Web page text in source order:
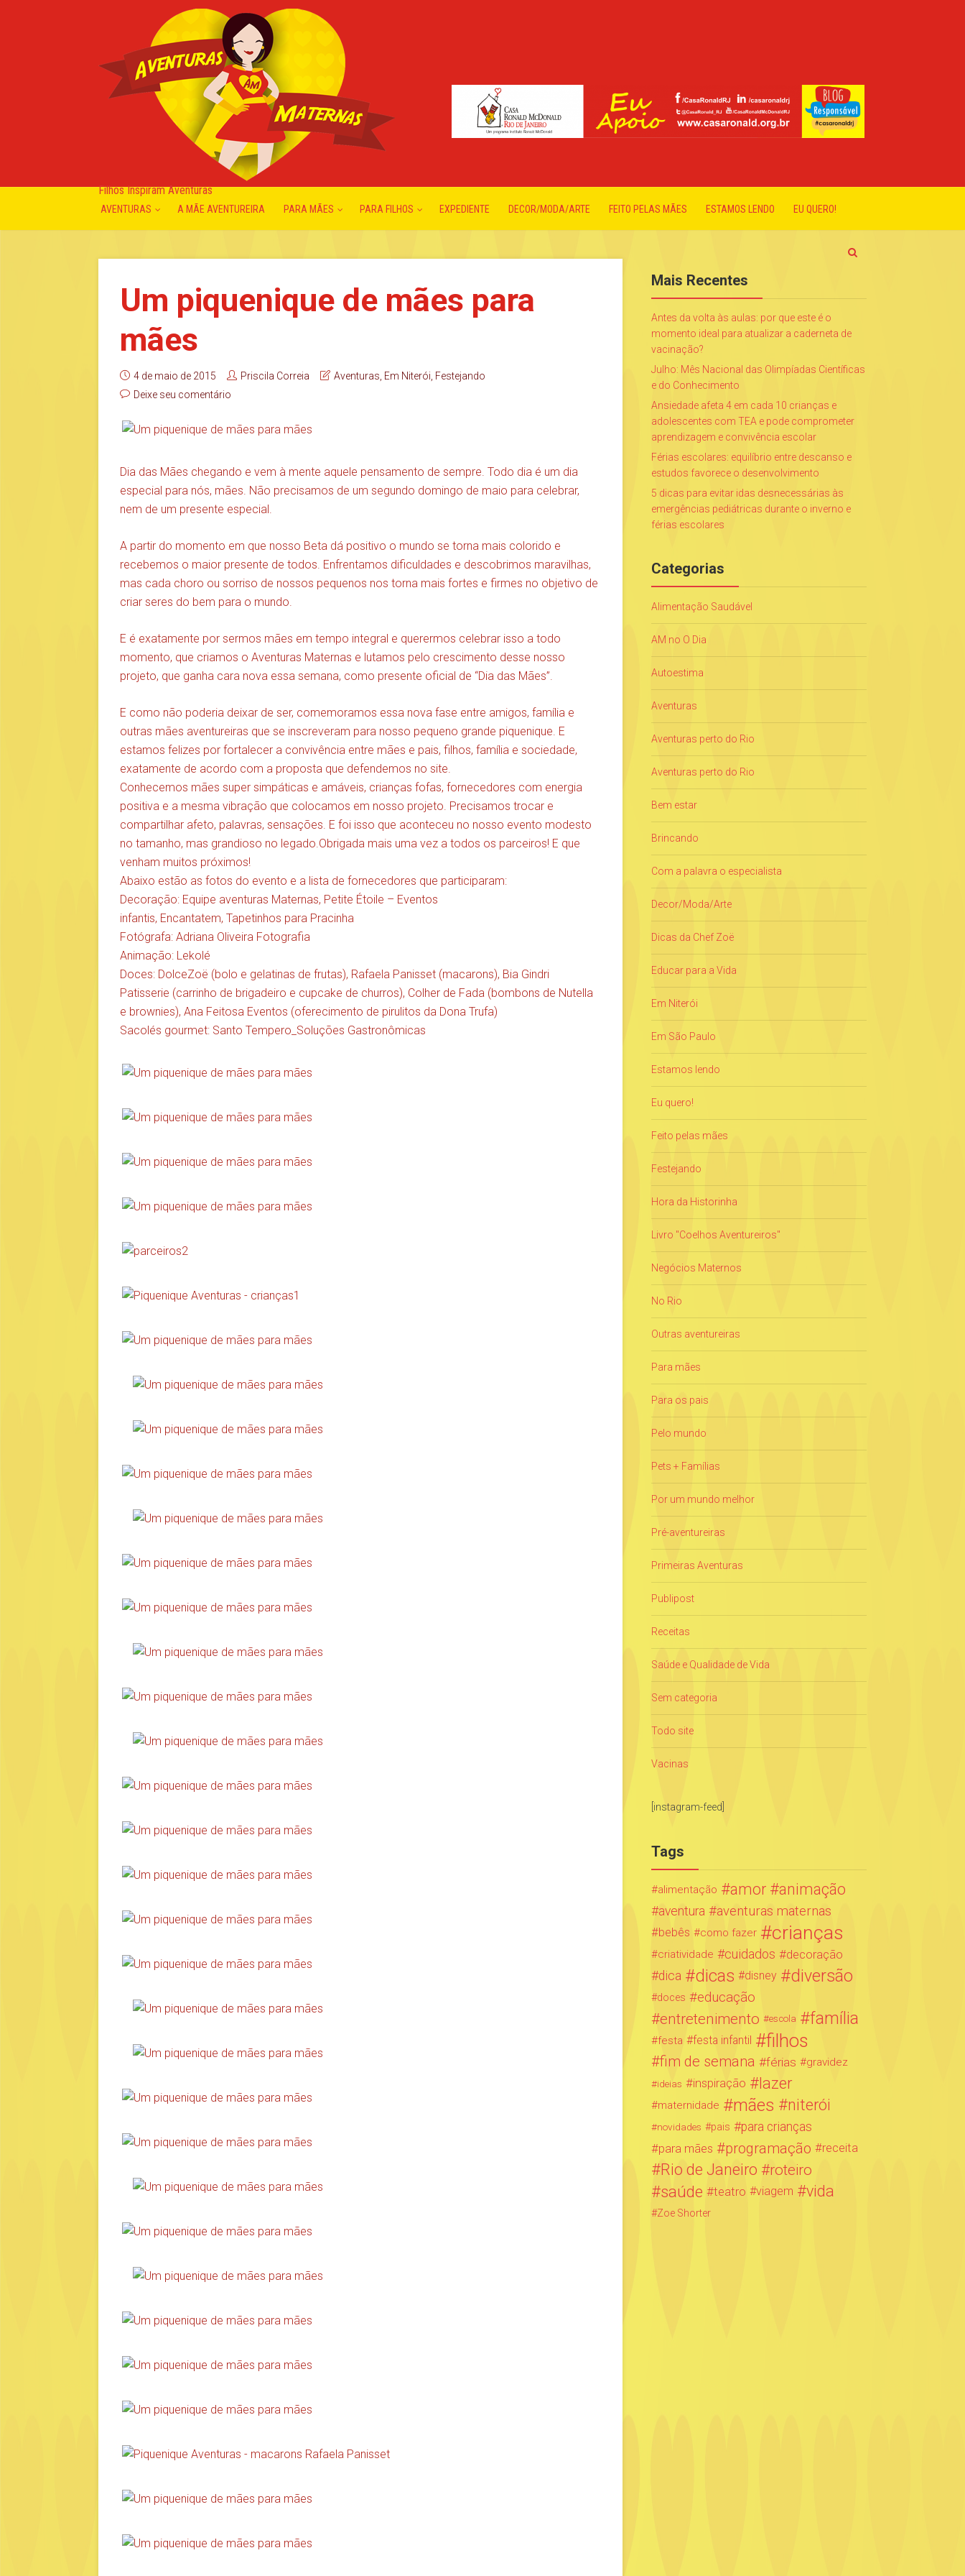
Filhos Inspiram Aventuras
AVENTURAS A MÃE AVENTUREIRA PARA MÃES PARA FILHOS EXPEDIENTE DECOR/MODA/ARTE FEITO PELAS MÃES ESTAMOS LENDO EU QUERO!
Um piquenique de mães para
mães
4 de maio de 2015 Priscila Correia Aventuras Em Niterói Festejando
Deixe seu comentário
Dia das Mães chegando e vem à mente aquele pensamento de sempre. Todo dia é um dia
especial para nós, mães. Não precisamos de um segundo domingo de maio para celebrar,
nem de um presente especial.
A partir do momento em que nosso Beta dá positivo o mundo se torna mais colorido e
recebemos o maior presente de todos. Enfrentamos dificuldades e descobrimos maravilhas,
mas cada choro ou sorriso de nossos pequenos nos torna mais fortes e firmes no objetivo de
criar seres do bem para o mundo.
E é exatamente por sermos mães em tempo integral e querermos celebrar isso a todo
momento, que criamos o Aventuras Maternas e lutamos pelo crescimento desse nosso
projeto, que ganha cara nova essa semana, como presente oficial de “Dia das Mães”.
E como não poderia deixar de ser, comemoramos essa nova fase entre amigos, família e
outras mães aventureiras que se inscreveram para nosso pequeno grande piquenique. E
estamos felizes por fortalecer a convivência entre mães e pais, filhos, família e sociedade,
exatamente de acordo com a proposta que defendemos no site.
Conhecemos mães super simpáticas e amáveis, crianças fofas, fornecedores com energia
positiva e a mesma vibração que colocamos em nosso projeto. Precisamos trocar e
compartilhar afeto, palavras, sensações. E foi isso que aconteceu no nosso evento modesto
no tamanho, mas grandioso no legado.Obrigada mais uma vez a todos os parceiros! E que
venham muitos próximos!
Abaixo estão as fotos do evento e a lista de fornecedores que participaram:
Decoração: Equipe aventuras Maternas, Petite Étoile – Eventos
infantis, Encantatem, Tapetinhos para Pracinha
Fotógrafa: Adriana Oliveira Fotografia
Animação: Lekolé
Doces: DolceZoë (bolo e gelatinas de frutas), Rafaela Panisset (macarons), Bia Gindri
Patisserie (carrinho de brigadeiro e cupcake de churros), Colher de Fada (bombons de Nutella
e brownies), Ana Feitosa Eventos (oferecimento de pirulitos da Dona Trufa)
Sacolés gourmet: Santo Tempero_Soluções Gastronômicas
Mais Recentes
Antes da volta às aulas: por que este é o
momento ideal para atualizar a caderneta de
vacinação?
Julho: Mês Nacional das Olimpíadas Científicas
e do Conhecimento
Ansiedade afeta 4 em cada 10 crianças e
adolescentes com TEA e pode comprometer
aprendizagem e convivência escolar
Férias escolares: equilíbrio entre descanso e
estudos favorece o desenvolvimento
5 dicas para evitar idas desnecessárias às
emergências pediátricas durante o inverno e
férias escolares
Categorias
Alimentação Saudável
AM no O Dia
Autoestima
Aventuras
Aventuras perto do Rio
Aventuras perto do Rio
Bem estar
Brincando
Com a palavra o especialista
Decor/Moda/Arte
Dicas da Chef Zoë
Educar para a Vida
Em Niterói
Em São Paulo
Estamos lendo
Eu quero!
Feito pelas mães
Festejando
Hora da Historinha
Livro "Coelhos Aventureiros"
Negócios Maternos
No Rio
Outras aventureiras
Para mães
Para os pais
Pelo mundo
Pets + Famílias
Por um mundo melhor
Pré-aventureiras
Primeiras Aventuras
Publipost
Receitas
Saúde e Qualidade de Vida
Sem categoria
Todo site
Vacinas
[instagram-feed]
Tags
alimentação amor animação
aventura aventuras maternas
bebês como fazer crianças
criatividade cuidados
decoração
dica
dicas disney diversão
doces educação
entretenimento escola família
festa festa infantil filhos
fim de semana férias gravidez
ideias inspiração lazer
maternidade mães niterói
novidades pais
para crianças
para mães
programação receita
Rio de Janeiro roteiro
saúde teatro viagem vida
Zoe Shorter